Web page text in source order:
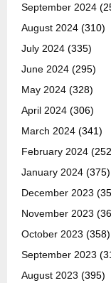
September 2024
August 2024 (310)
July 2024 (335)
June 2024 (295)
May 2024 (328)
April 2024 (306)
March 2024 (341)
February 2024
January 2024 (375)
December 2023
November 2023
October 2023 (358)
September 2023
August 2023 (395)